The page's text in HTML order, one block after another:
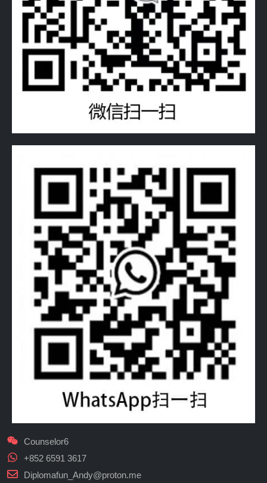
Counselor6
+852 6591 3617
Diplomafun_Andy@proton.me